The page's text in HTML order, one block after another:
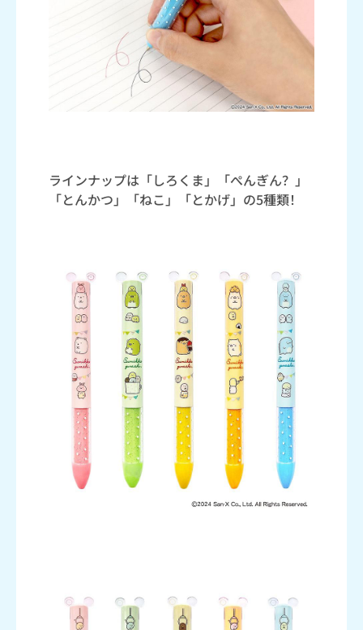
ラインナップは「しろくま」「ぺんぎん？」
「とんかつ」「ねこ」「とかげ」の5種類！